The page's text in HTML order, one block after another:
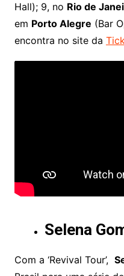
Hall); 9, no Rio de
em Porto Alegre (Bar
encontra no site da
Selena
Com a ‘Revival Tour’,